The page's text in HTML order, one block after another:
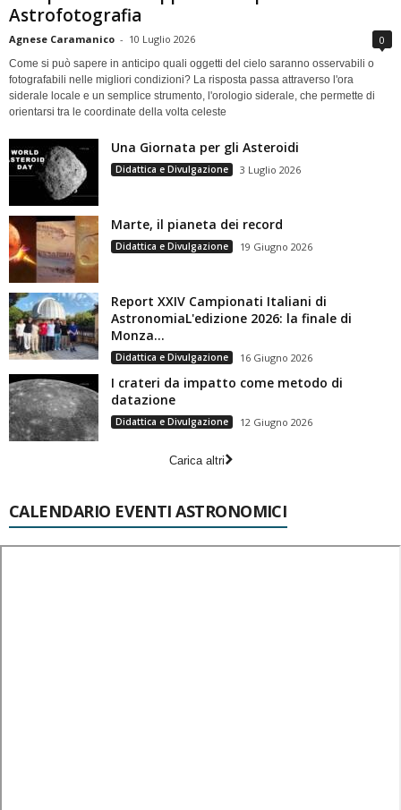
Astrofotografia
Agnese Caramanico - 10 Luglio 2026 0
Come si può sapere in anticipo quali oggetti del cielo saranno osservabili o
fotografabili nelle migliori condizioni? La risposta passa attraverso l'ora
siderale locale e un semplice strumento, l'orologio siderale, che permette di
orientarsi tra le coordinate della volta celeste
Una Giornata per gli Asteroidi
Didattica e Divulgazione 3 Luglio 2026
Marte, il pianeta dei record
Didattica e Divulgazione 19 Giugno 2026
Report XXIV Campionati Italiani di
AstronomiaL'edizione 2026: la finale di
Monza...
Didattica e Divulgazione 16 Giugno 2026
I crateri da impatto come metodo di
datazione
Didattica e Divulgazione 12 Giugno 2026
Carica altri
CALENDARIO EVENTI ASTRONOMICI